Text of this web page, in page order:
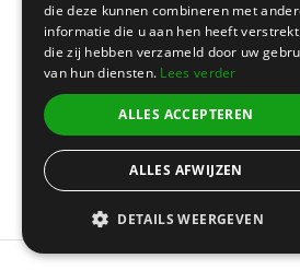
Sitemap
© 2026 -Boeklin
die deze kunnen combineren met
informatie die u aan hen heeft
die zij hebben verzameld door uw
van hun diensten. Lees verder
ALLES ACCEPTEREN
ALLES AFWIJZEN
DETAILS WEERGEVEN